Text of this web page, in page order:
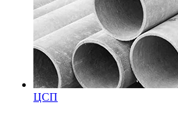
ЦСП